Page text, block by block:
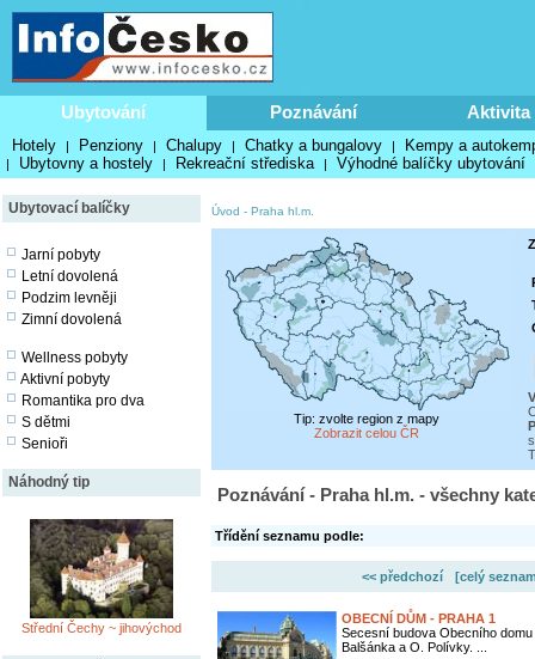
Ubytování Poznávání Aktivita
Hotely | Penziony | Chalupy | Chatky a bungalovy | Kempy a
| Ubytovny a hostely | Rekreační střediska | Výhodné balíčky ubytování
Ubytovací balíčky
Jarní pobyty
Letní dovolená
Podzim levněji
Zimní dovolená
Wellness pobyty
Aktivní pobyty
Romantika pro dva
S dětmi
Senioři
Náhodný tip
Střední Čechy ~ jihovýchod
Úvod - Praha hl.m.
Tip: zvolte region z mapy
Zobrazit celou ČR
Poznávání - Praha hl.m. - všechny
Třídění seznamu podle:
<< předchozí [celý
OBECNÍ DŮM - PRAHA 1
Secesní budova Obecního
Balšánka a O. Polívky. ...